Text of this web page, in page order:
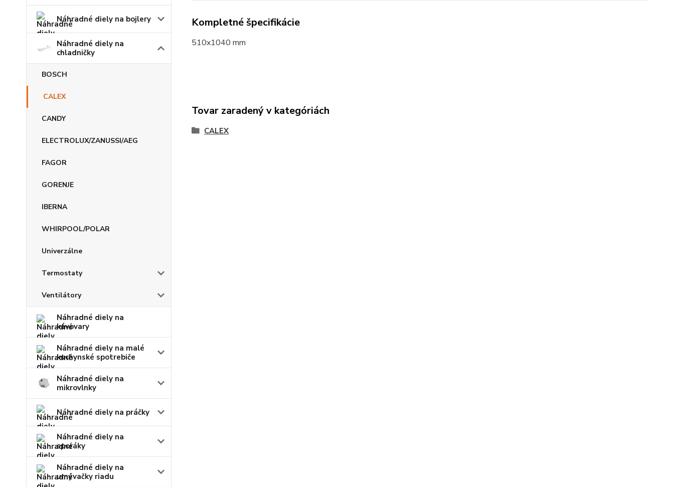
Náhradné diely na bojlery
Náhradné diely na
chladničky
BOSCH
CALEX
CANDY
ELECTROLUX/ZANUSSI/AEG
FAGOR
GORENJE
IBERNA
WHIRPOOL/POLAR
Univerzálne
Termostaty
Ventilátory
Náhradné diely na
kávovary
Náhradné diely na malé
kuchynské spotrebiče
Náhradné diely na
mikrovlnky
Náhradné diely na práčky
Náhradné diely na
sporáky
Náhradné diely na
umývačky riadu
Kompletné špecifikácie
510x1040 mm
Tovar zaradený v kategóriách
CALEX